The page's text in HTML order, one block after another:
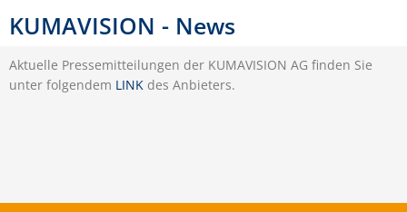
KUMAVISION - News
Aktuelle Pressemitteilungen der KUMAVISION AG finden Sie
unter folgendem LINK des Anbieters.